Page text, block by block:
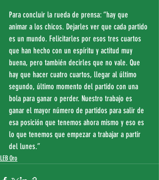
Para concluir la rueda de prensa: “hay que
animar a los chicos. Dejarles ver que cada partido
es un mundo. Felicitarles por esos tres cuartos
que han hecho con un espíritu y actitud muy
buena, pero también decirles que no vale. Que
hay que hacer cuatro cuartos, llegar al último
segundo, último momento del partido con una
bola para ganar o perder. Nuestro trabajo es
ganar el mayor número de partidos para salir de
esa posición que tenemos ahora mismo y eso es
lo que tenemos que empezar a trabajar a partir
del lunes.”
LEB Oro